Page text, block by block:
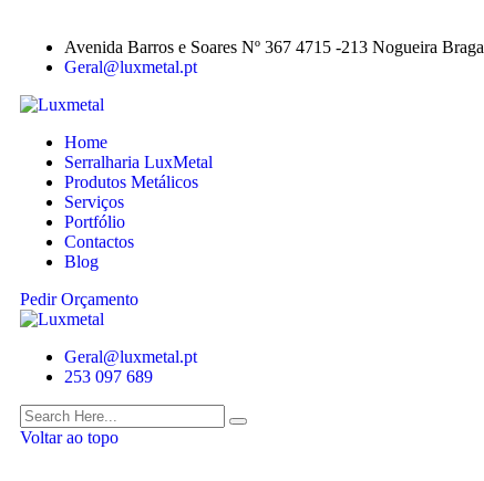
Avenida Barros e Soares Nº 367 4715 -213 Nogueira Braga
Geral@luxmetal.pt
Home
Serralharia LuxMetal
Produtos Metálicos
Serviços
Portfólio
Contactos
Blog
Pedir Orçamento
Geral@luxmetal.pt
253 097 689
Voltar ao topo